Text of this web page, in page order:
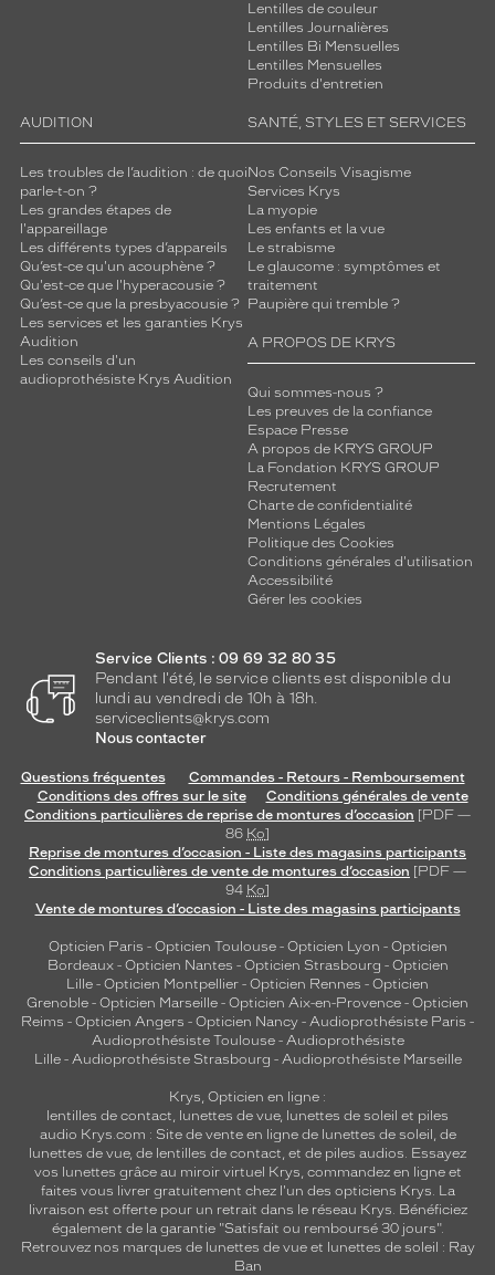
Lentilles de couleur
Lentilles Journalières
Lentilles Bi Mensuelles
Lentilles Mensuelles
Produits d'entretien
AUDITION
Les troubles de l’audition : de quoi
parle-t-on ?
Les grandes étapes de
l'appareillage
Les différents types d’appareils
Qu’est-ce qu'un acouphène ?
Qu'est-ce que l'hyperacousie ?
Qu’est-ce que la presbyacousie ?
Les services et les garanties Krys
Audition
Les conseils d'un
audioprothésiste Krys Audition
SANTÉ, STYLES ET SERVICES
Nos Conseils Visagisme
Services Krys
La myopie
Les enfants et la vue
Le strabisme
Le glaucome : symptômes et
traitement
Paupière qui tremble ?
A PROPOS DE KRYS
Qui sommes-nous ?
Les preuves de la confiance
Espace Presse
A propos de KRYS GROUP
La Fondation KRYS GROUP
Recrutement
Charte de confidentialité
Mentions Légales
Politique des Cookies
Conditions générales d'utilisation
Accessibilité
Gérer les cookies
Service Clients : 09 69 32 80 35
Pendant l'été, le service clients est disponible du
lundi au vendredi de 10h à 18h.
serviceclients@krys.com
Nous contacter
Questions fréquentes
Commandes - Retours - Remboursement
Conditions des offres sur le site
Conditions générales de vente
Conditions particulières de reprise de montures d’occasion [PDF —
86 Ko]
Reprise de montures d’occasion - Liste des magasins participants
Conditions particulières de vente de montures d’occasion [PDF —
94 Ko]
Vente de montures d’occasion - Liste des magasins participants
Opticien Paris - Opticien Toulouse- Opticien Lyon - Opticien
Bordeaux- Opticien Nantes - Opticien Strasbourg - Opticien
Lille - Opticien Montpellier - Opticien Rennes - Opticien
Grenoble - Opticien Marseille - Opticien Aix-en-Provence - Opticien
Reims - Opticien Angers - Opticien Nancy - Audioprothésiste Paris -
Audioprothésiste Toulouse- Audioprothésiste
Lille- Audioprothésiste Strasbourg - Audioprothésiste Marseille
Krys, Opticien en ligne :
lentilles de contact, lunettes de vue, lunettes de soleil et piles
audio Krys.com : Site de vente en ligne de lunettes de soleil, de
lunettes de vue, de lentilles de contact, et de piles audios. Essayez
vos lunettes grâce au miroir virtuel Krys, commandez en ligne et
faites vous livrer gratuitement chez l'un des opticiens Krys. La
livraison est offerte pour un retrait dans le réseau Krys. Bénéficiez
également de la garantie "Satisfait ou remboursé 30 jours".
Retrouvez nos marques de lunettes de vue et lunettes de soleil : Ray
Ban